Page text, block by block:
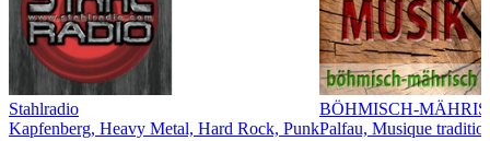
Stahlradio
Kapfenberg, Heavy Metal, Hard Rock, Punk
BÖHMISCH-
Palfau, Musique